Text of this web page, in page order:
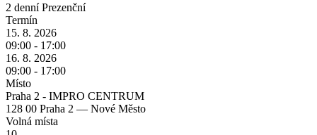
2 denní Prezenční
Termín
15. 8. 2026
09:00 - 17:00
16. 8. 2026
09:00 - 17:00
Místo
Praha 2 - IMPRO CENTRUM
128 00 Praha 2 — Nové Město
Volná místa